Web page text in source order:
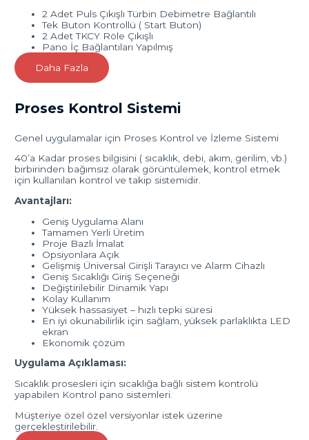
2 Adet Puls Çıkışlı Türbin Debimetre Bağlantılı
Tek Buton Kontrollü ( Start Buton)
2 Adet TKCY Röle Çıkışlı
Pano İç Bağlantıları Yapılmış
Daha Fazla
Proses Kontrol Sistemi
Genel uygulamalar için Proses Kontrol ve İzleme Sistemi
40’a Kadar proses bilgisini ( sıcaklık, debi, akım, gerilim, vb.)
birbirinden bağımsız olarak görüntülemek, kontrol etmek
için kullanılan kontrol ve takip sistemidir.
Avantajları:
Geniş Uygulama Alanı
Tamamen Yerli Üretim
Proje Bazlı İmalat
Opsiyonlara Açık
Gelişmiş Üniversal Girişli Tarayıcı ve Alarm Cihazlı
Geniş Sıcaklığı Giriş Seçeneği
Değiştirilebilir Dinamik Yapı
Kolay Kullanım
Yüksek hassasiyet – hızlı tepki süresi
En iyi okunabilirlik için sağlam, yüksek parlaklıkta LED
ekran
Ekonomik çözüm
Uygulama Açıklaması:
Sıcaklık prosesleri için sıcaklığa bağlı sistem kontrolü
yapabilen Kontrol pano sistemleri.
Müşteriye özel özel versiyonlar istek üzerine
gerçekleştirilebilir.